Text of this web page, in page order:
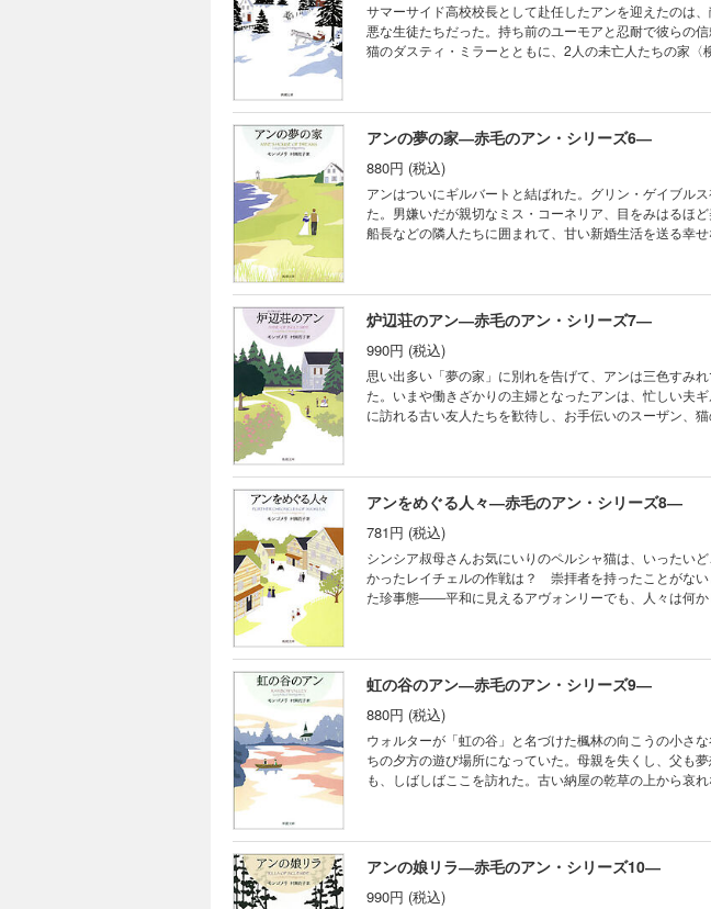
サマーサイド高校校長として赴任したアンを迎えたのは
悪な生徒たちだった。持ち前のユーモアと忍耐で彼らの
猫のダスティ・ミラーとともに、2人の未亡人たちの家
アンの夢の家―赤毛のアン・シリーズ6―
880円 (税込)
アンはついにギルバートと結ばれた。グリン・ゲイブル
た。男嫌いだが親切なミス・コーネリア、目をみはるほ
船長などの隣人たちに囲まれて、甘い新婚生活を送る
炉辺荘のアン―赤毛のアン・シリーズ7―
990円 (税込)
思い出多い「夢の家」に別れを告げて、アンは三色すみ
た。いまや働きざかりの主婦となったアンは、忙しい夫
に訪れる古い友人たちを歓待し、お手伝いのスーザン、
アンをめぐる人々―赤毛のアン・シリーズ8―
781円 (税込)
シンシア叔母さんお気にいりのペルシャ猫は、いった
かったレイチェルの作戦は？ 崇拝者を持ったことがな
た珍事態――平和に見えるアヴォンリーでも、人々は何
虹の谷のアン―赤毛のアン・シリーズ9―
880円 (税込)
ウォルターが「虹の谷」と名づけた楓林の向こうの小さ
ちの夕方の遊び場所になっていた。母親を失くし、父も
も、しばしばここを訪れた。古い納屋の乾草の上から哀
アンの娘リラ―赤毛のアン・シリーズ10―
990円 (税込)